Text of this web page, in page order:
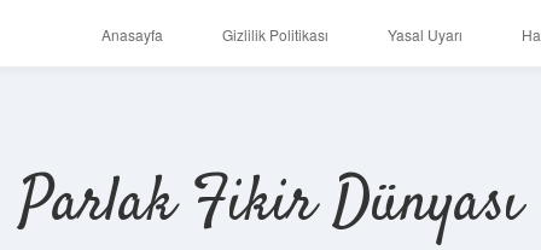
Anasayfa Gizlilik Politikası Yasal Uyarı
Parlak Fikir Dünyası